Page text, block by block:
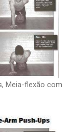
Meia-flexão com